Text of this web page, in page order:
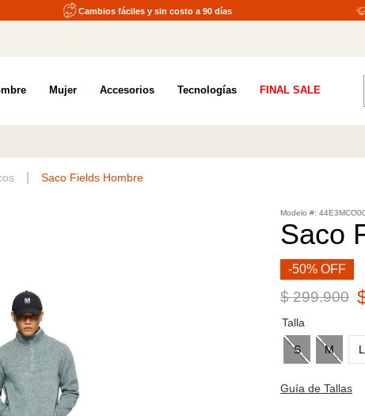
Cambios fáciles y sin costo a 90 días
Mujer Accesorios Tecnologías FINAL SALE
Saco Fields Hombre
el mouse para hacer zoom
:
Saco
-50% OFF
$ 299.900
Talla
L
M
S
Guía de Tallas
2.
tenis hombre